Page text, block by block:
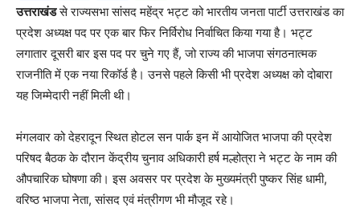
उत्तराखंडसे राज्यसभा सांसद महेंद्र भट्ट को भारतीय जनता पार्टी उत्तराखंड का
प्रदेश अध्यक्ष पद पर एक बार फिर निर्विरोध निर्वाचित किया गया है। भट्ट
लगातार दूसरी बार इस पद पर चुने गए हैं, जो राज्य की भाजपा संगठनात्मक
राजनीति में एक नया रिकॉर्ड है। उनसे पहले किसी भी प्रदेश अध्यक्ष को दोबारा
यह जिम्मेदारी नहीं मिली थी।
मंगलवार को देहरादून स्थित होटल सन पार्क इन में आयोजित भाजपा की प्रदेश
परिषद बैठक के दौरान केंद्रीय चुनाव अधिकारी हर्ष मल्होत्रा ने भट्ट के नाम की
औपचारिक घोषणा की। इस अवसर पर प्रदेश के मुख्यमंत्री पुष्कर सिंह धामी,
वरिष्ठ भाजपा नेता, सांसद एवं मंत्रीगण भी मौजूद रहे।